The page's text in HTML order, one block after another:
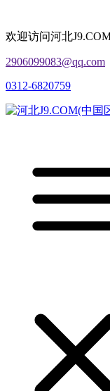
欢迎访问河北
2906099083@qq.com
0312-6820759